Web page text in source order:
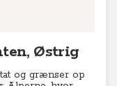
Østrig
og grænser op